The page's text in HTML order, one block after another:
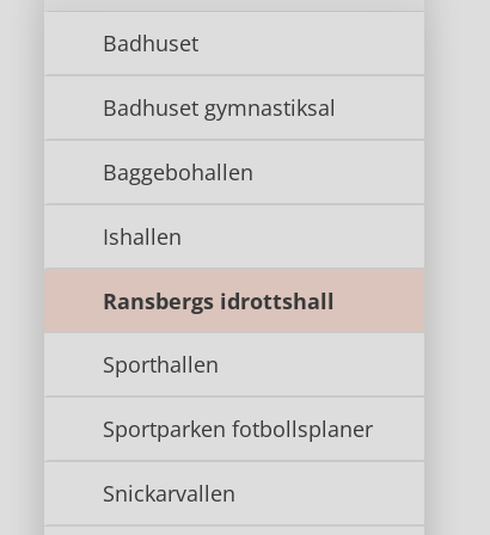
Badhuset
Badhuset gymnastiksal
Baggebohallen
Ishallen
Ransbergs idrottshall
Sporthallen
Sportparken fotbollsplaner
Snickarvallen